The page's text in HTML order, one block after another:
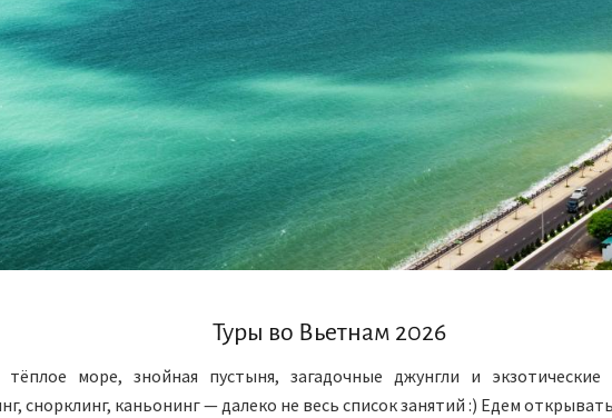
Туры во Вьетнам 2026
море, знойная пустыня, загадочные джунгли и
снорклинг, каньонинг — далеко не весь список занятий :) Едем